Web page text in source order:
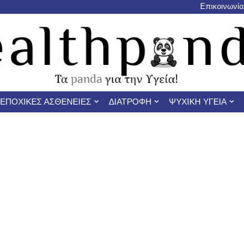
Επικοινωνία
ΕΠΟΧΙΚΈΣ ΑΣΘΈΝΕΙΕΣ ΔΙΑΤΡΟΦΉ ΨΥΧΙΚΉ ΥΓΕΊΑ